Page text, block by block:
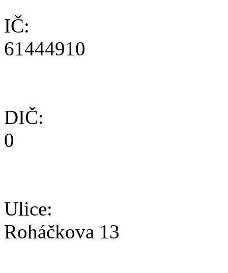
IČ:
61444910
DIČ:
0
Ulice:
Roháčkova 13